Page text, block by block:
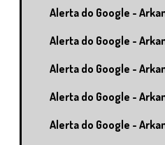
Alerta do Google -
Alerta do Google -
Alerta do Google -
Alerta do Google -
Alerta do Google -